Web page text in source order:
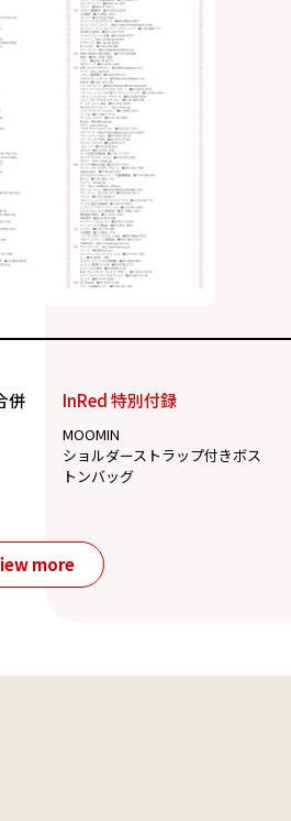
併
InRed 特別付録
MOOMIN
ショルダーストラップ付きボス
トンバッグ
more